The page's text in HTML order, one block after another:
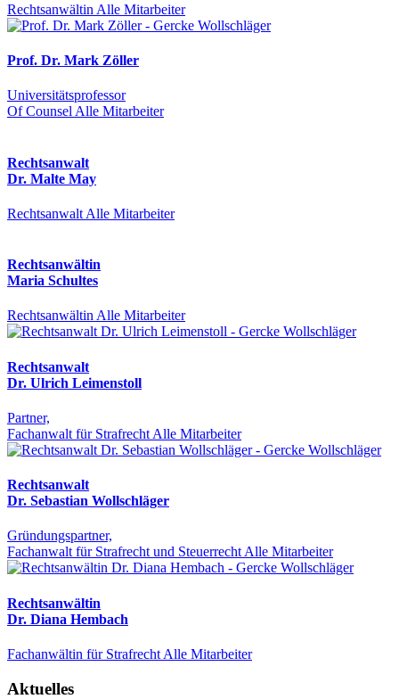
Rechtsanwältin Alle Mitarbeiter
Prof. Dr. Mark Zöller
Universitätsprofessor
Of Counsel Alle Mitarbeiter
Rechtsanwalt
Dr. Malte May
Rechtsanwalt Alle Mitarbeiter
Rechtsanwältin
Maria Schultes
RechtsanwältinAlle Mitarbeiter
Rechtsanwalt
Dr. Ulrich Leimenstoll
Partner,
Fachanwalt für Strafrecht Alle Mitarbeiter
Rechtsanwalt
Dr. Sebastian Wollschläger
Gründungspartner,
Fachanwalt für Strafrecht und SteuerrechtAlle Mitarbeiter
Rechtsanwältin
Dr. Diana Hembach
Fachanwältin für Strafrecht Alle Mitarbeiter
Aktuelles